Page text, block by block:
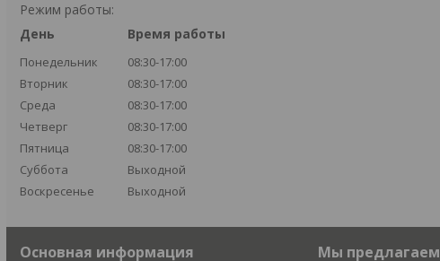
Режим работы:
День
Время работы
Понедельник
08:30-17:00
Вторник
08:30-17:00
Среда
08:30-17:00
Четверг
08:30-17:00
Пятница
08:30-17:00
Суббота
Выходной
Воскресенье
Выходной
Основная информация Мы предлагаем